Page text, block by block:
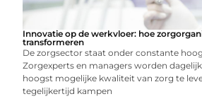
Innovatie op de werkvloer: hoe
transformeren
De zorgsector staat onder constante
Zorgexperts en managers worden
hoogst mogelijke kwaliteit van zorg te
tegelijkertijd kampen